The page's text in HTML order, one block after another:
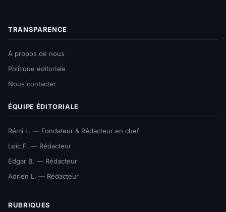
TRANSPARENCE
À propos de nous
Politique éditoriale
Nous contacter
ÉQUIPE ÉDITORIALE
Rémi L. — Fondateur & Rédacteur en chef
Loïc F. — Rédacteur
Edgar B. — Rédacteur
Adrien L. — Rédacteur
RUBRIQUES